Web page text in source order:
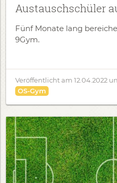
Austauschschüler
Fünf Monate lang
9Gym.
Veröffentlicht am 12.04.2022
OS-Gym